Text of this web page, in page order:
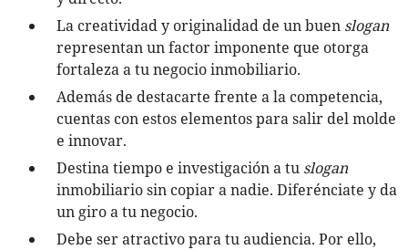
La creatividad y originalidad de un buen slogan
representan un factor imponente que otorga
fortaleza a tu negocio inmobiliario.
Además de destacarte frente a la competencia,
cuentas con estos elementos para salir del molde
e innovar.
Destina tiempo e investigación a tu slogan
inmobiliario sin copiar a nadie. Diferénciate y da
un giro a tu negocio.
Debe ser atractivo para tu audiencia. Por ello,